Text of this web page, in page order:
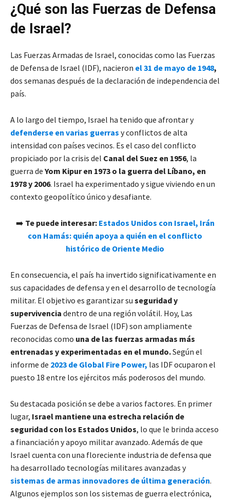
¿Qué son las Fuerzas de Defensa
de Israel?
Las Fuerzas Armadas de Israel, conocidas como las Fuerzas
de Defensa de Israel (IDF), nacieron el 31 de mayo de 1948,
dos semanas después de la declaración de independencia del
país.
A lo largo del tiempo, Israel ha tenido que afrontar y
defenderse en varias guerras y conflictos de alta
intensidad con países vecinos. Es el caso del conflicto
propiciado por la crisis del Canal del Suez en 1956, la
guerra de Yom Kipur en 1973 o la guerra del Líbano, en
1978 y 2006. Israel ha experimentado y sigue viviendo en un
contexto geopolítico único y desafiante.
➡️ Te puede interesar: Estados Unidos con Israel, Irán
con Hamás: quién apoya a quién en el conflicto
histórico de Oriente Medio
En consecuencia, el país ha invertido significativamente en
sus capacidades de defensa y en el desarrollo de tecnología
militar. El objetivo es garantizar su seguridad y
supervivencia dentro de una región volátil. Hoy, Las
Fuerzas de Defensa de Israel (IDF) son ampliamente
reconocidas como una de las fuerzas armadas más
entrenadas y experimentadas en el mundo.Según el
informe de 2023 de Global Fire Power, las IDF ocuparon el
puesto 18 entre los ejércitos más poderosos del mundo.
Su destacada posición se debe a varios factores. En primer
lugar, Israel mantiene una estrecha relación de
seguridad con los Estados Unidos, lo que le brinda acceso
a financiación y apoyo militar avanzado. Además de que
Israel cuenta con una floreciente industria de defensa que
ha desarrollado tecnologías militares avanzadas y
sistemas de armas innovadores de última generación.
Algunos ejemplos son los sistemas de guerra electrónica,